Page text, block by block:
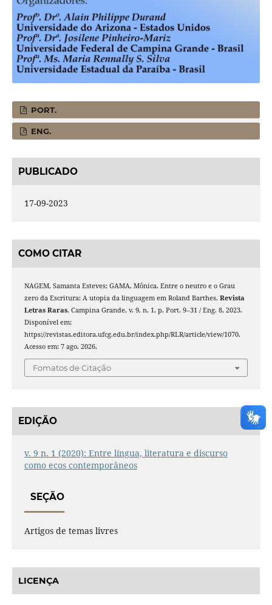
PORT.
ENG.
PUBLICADO
17-09-2023
COMO CITAR
NAGEM, Samanta Esteves; GAMA, Mônica. Entre o neutro e o Grau
zero da Escritura: A utopia da linguagem em Roland Barthes. Revista
Letras Raras, Campina Grande, v. 9, n. 1, p. Port. 9–31 / Eng. 8, 2023.
Disponível em:
https://revistas.editora.ufcg.edu.br/index.php/RLR/article/view/1070.
Acesso em: 7 ago. 2026.
Fomatos de Citação
EDIÇÃO
v. 9 n. 1 (2020): Entre língua, literatura e discurso
como ecos contemporâneos
SEÇÃO
Artigos de temas livres
LICENÇA